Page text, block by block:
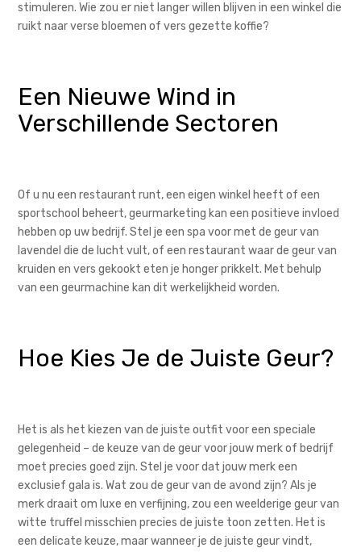
stimuleren. Wie zou er niet langer willen blijven in een winkel die
ruikt naar verse bloemen of vers gezette koffie?
Een Nieuwe Wind in
Verschillende Sectoren
Of u nu een restaurant runt, een eigen winkel heeft of een
sportschool beheert, geurmarketing kan een positieve invloed
hebben op uw bedrijf. Stel je een spa voor met de geur van
lavendel die de lucht vult, of een restaurant waar de geur van
kruiden en vers gekookt eten je honger prikkelt. Met behulp
van een geurmachine kan dit werkelijkheid worden.
Hoe Kies Je de Juiste Geur?
Het is als het kiezen van de juiste outfit voor een speciale
gelegenheid – de keuze van de geur voor jouw merk of bedrijf
moet precies goed zijn. Stel je voor dat jouw merk een
exclusief gala is. Wat zou de geur van de avond zijn? Als je
merk draait om luxe en verfijning, zou een weelderige geur van
witte truffel misschien precies de juiste toon zetten. Het is
een delicate keuze, maar wanneer je de juiste geur vindt,